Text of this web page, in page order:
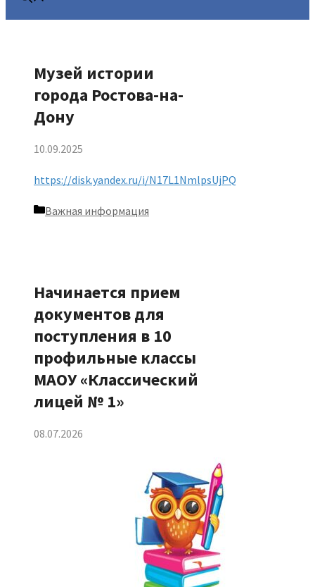
Музей истории
города Ростова-на-
Дону
10.09.2025
https://disk.yandex.ru/i/N17L1NmlpsUjPQ
Рубрики
Важная информация
Начинается прием
документов для
поступления в 10
профильные классы
МАОУ «Классический
лицей № 1»
08.07.2026